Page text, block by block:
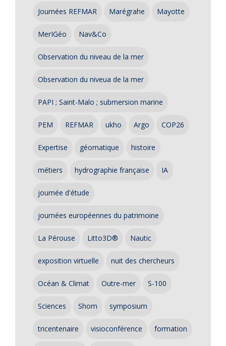
Journées REFMAR Marégrahe Mayotte
MerIGéo Nav&Co
Observation du niveau de la mer
Observation du niveua de la mer
PAPI ; Saint-Malo ; submersion marine
PEM REFMAR ukho Argo COP26
Expertise géomatique histoire
métiers hydrographie française IA
journée d'étude
journées européennes du patrimoine
La Pérouse Litto3D® Nautic
exposition virtuelle nuit des chercheurs
Océan & Climat Outre-mer S-100
Sciences Shom symposium
tricentenaire visioconférence formation